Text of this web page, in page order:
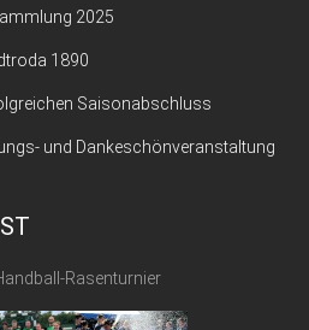
2025
1890
Saisonabschluss
und Dankeschönveranstaltung
Rasenturnier